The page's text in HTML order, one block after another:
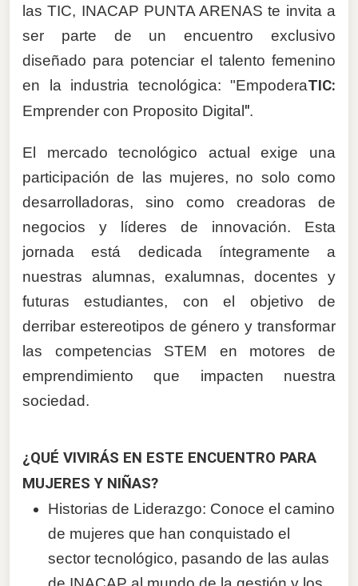
las TIC, INACAP PUNTA ARENAS te invita a
ser parte de un encuentro exclusivo
diseñado para potenciar el talento femenino
en la industria tecnológica: "EmpoderaTIC:
Emprender con Proposito Digital".
El mercado tecnológico actual exige una
participación de las mujeres, no solo como
desarrolladoras, sino como creadoras de
negocios y líderes de innovación. Esta
jornada está dedicada íntegramente a
nuestras alumnas, exalumnas, docentes y
futuras estudiantes, con el objetivo de
derribar estereotipos de género y transformar
las competencias STEM en motores de
emprendimiento que impacten nuestra
sociedad.
¿QUÉ VIVIRÁS EN ESTE ENCUENTRO PARA
MUJERES Y NIÑAS?
Historias de Liderazgo: Conoce el camino
de mujeres que han conquistado el
sector tecnológico, pasando de las aulas